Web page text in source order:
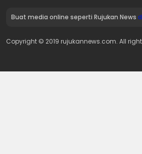
Buat media online seperti Rujukan News
Copyright © 2019 rujukannews.com. All